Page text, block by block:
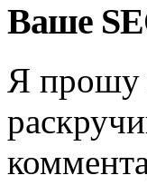
Ваше
Я прошу